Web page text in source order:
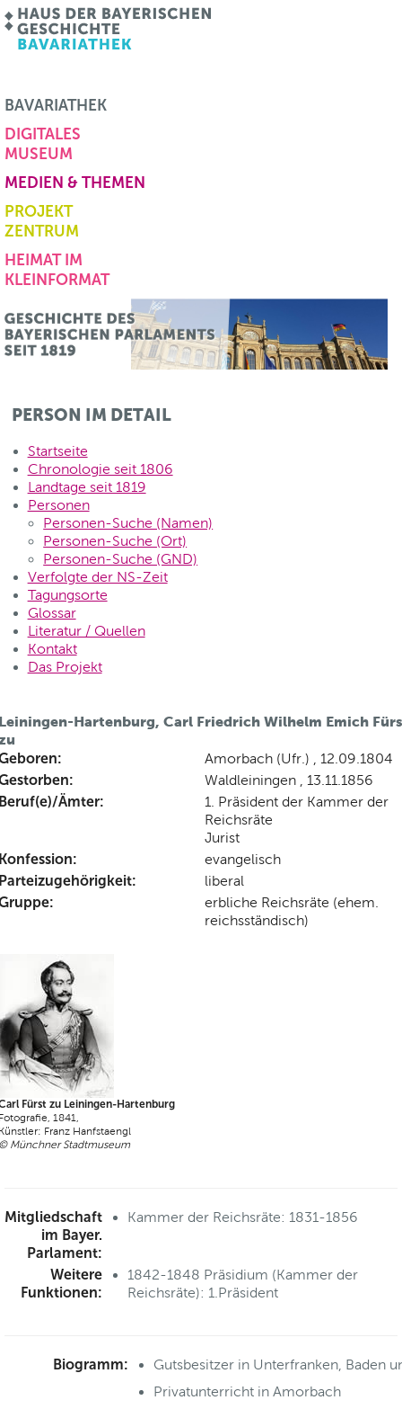
BAVARIATHEK
DIGITALES
MUSEUM
MEDIEN & THEMEN
PROJEKT
ZENTRUM
HEIMAT IM
KLEINFORMAT
PERSON IM DETAIL
Startseite
Chronologie seit 1806
Landtage seit 1819
Personen
Personen-Suche (Namen)
Personen-Suche (Ort)
Personen-Suche (GND)
Verfolgte der NS-Zeit
Tagungsorte
Glossar
Literatur / Quellen
Kontakt
Das Projekt
Hartenburg, Carl Friedrich Wilhelm Emich
Amorbach (Ufr.) , 12.09.1804
Waldleiningen , 13.11.1856
Ämter:
1. Präsident der Kammer der
Reichsräte
Jurist
evangelisch
liberal
erbliche Reichsräte (ehem.
reichsständisch)
Fürst zu Leiningen-Hartenburg
1841,
Franz Hanfstaengl
Münchner Stadtmuseum
Mitgliedschaft
im Bayer.
Parlament:
Kammer der Reichsräte: 1831-1856
Weitere
Funktionen:
1842-1848 Präsidium (Kammer der
Reichsräte): 1.Präsident
Biogramm:
Gutsbesitzer in Unterfranken, Baden
Privatunterricht in Amorbach